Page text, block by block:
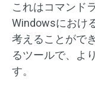
これはコマンド
Windowsにおけ
考えることがで
るツールで、よ
す。